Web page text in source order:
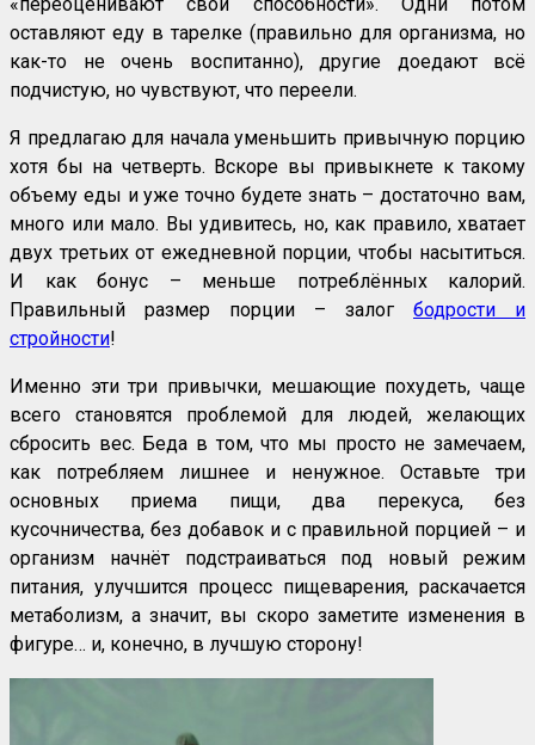
«переоценивают свои способности». Одни потом
оставляют еду в тарелке (правильно для организма, но
как-то не очень воспитанно), другие доедают всё
подчистую, но чувствуют, что переели.
Я предлагаю для начала уменьшить привычную порцию
хотя бы на четверть. Вскоре вы привыкнете к такому
объему еды и уже точно будете знать – достаточно вам,
много или мало. Вы удивитесь, но, как правило, хватает
двух третьих от ежедневной порции, чтобы насытиться.
И как бонус – меньше потреблённых калорий.
Правильный размер порции – залог бодрости и
стройности!
Именно эти три привычки, мешающие похудеть, чаще
всего становятся проблемой для людей, желающих
сбросить вес. Беда в том, что мы просто не замечаем,
как потребляем лишнее и ненужное. Оставьте три
основных приема пищи, два перекуса, без
кусочничества, без добавок и с правильной порцией – и
организм начнёт подстраиваться под новый режим
питания, улучшится процесс пищеварения, раскачается
метаболизм, а значит, вы скоро заметите изменения в
фигуре… и, конечно, в лучшую сторону!